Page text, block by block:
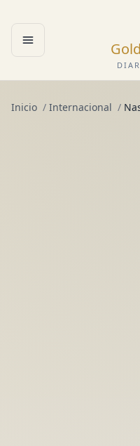
Abrir menú
Inicio / Internacional /